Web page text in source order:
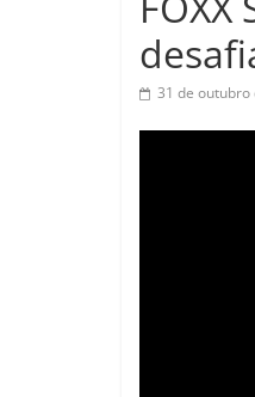
31 de outubro